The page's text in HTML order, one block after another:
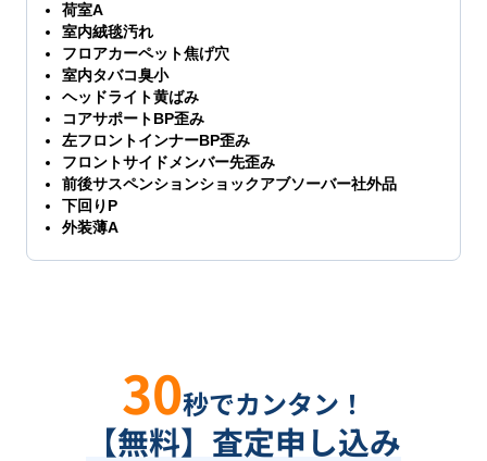
荷室A
室内絨毯汚れ
フロアカーペット焦げ穴
室内タバコ臭小
ヘッドライト黄ばみ
コアサポートBP歪み
左フロントインナーBP歪み
フロントサイドメンバー先歪み
前後サスペンションショックアブソーバー社外品
下回りP
外装薄A
30秒でカンタン！
【無料】査定申し込み